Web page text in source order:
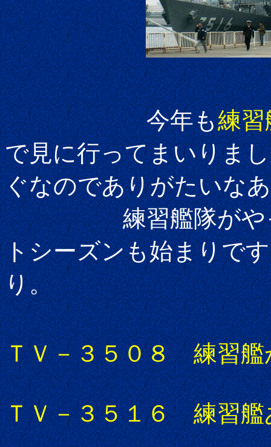
今年も練
で見に行ってまいりま
ぐなのでありがたいな
練習艦隊がやって
トシーズンも始まりで
り。
ＴＶ－３５０８ 練習艦
ＴＶ－３５１６ 練習艦